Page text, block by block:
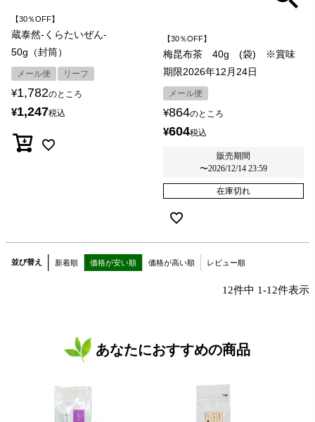
【30％OFF】
蔵泰然-くらたいぜん-
50g（封筒）
メール便 リーフ
¥1,782のところ
¥1,247税込
【30％OFF】
梅昆布茶 40g (袋) ※賞味
期限2026年12月24日
メール便
¥864のところ
¥604税込
販売期間
〜2026/12/14 23:59
在庫切れ
並び替え 新着順 価格が安い順 価格が高い順 レビュー順
12件中 1-12件表示
あなたにおすすめの商品